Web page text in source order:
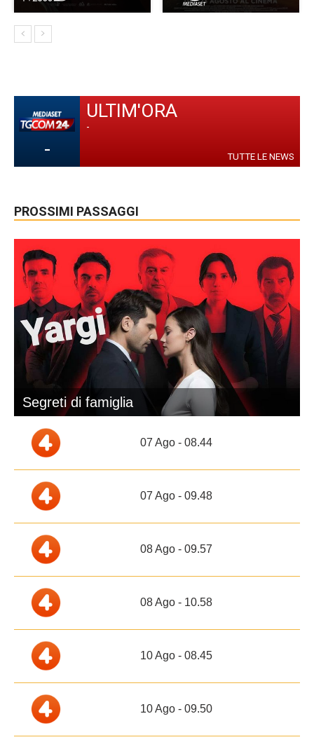
-
ULTIM'ORA
-
TUTTE LE NEWS
PROSSIMI PASSAGGI
Segreti di famiglia
07 Ago - 08.44
07 Ago - 09.48
08 Ago - 09.57
08 Ago - 10.58
10 Ago - 08.45
10 Ago - 09.50